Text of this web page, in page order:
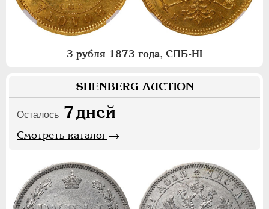
3 рубля 1873 года, СПБ-НI
SHENBERG AUCTION
Осталось 7дней
Смотреть каталог